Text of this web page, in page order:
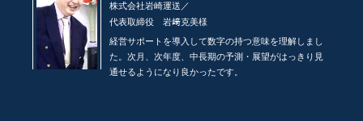
株式会社岩崎運送／
代表取締役 岩﨑克美様
経営サポートを導入して数字の持つ意味を理解しまし
た。次月、次年度、中長期の予測・展望がはっきり見
通せるようになり良かったです。